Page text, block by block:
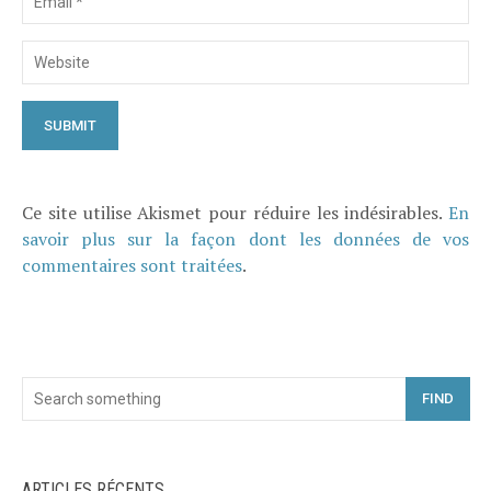
Ce site utilise Akismet pour réduire les indésirables. En
savoir plus sur la façon dont les données de vos
commentaires sont traitées.
FIND